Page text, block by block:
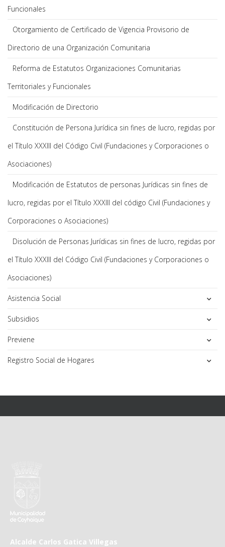
Funcionales
Otorgamiento de Certificado de Vigencia Provisorio de
Directorio de una Organización Comunitaria
Reforma de Estatutos Organizaciones Comunitarias
Territoriales y Funcionales
Modificación de Directorio
Constitución de Persona Jurídica sin fines de lucro, regidas por
el Título XXXIII del Código Civil (Fundaciones y Corporaciones o
Asociaciones)
Modificación de Estatutos de personas Jurídicas sin fines de
lucro, regidas por el Título XXXIII del código Civil (Fundaciones y
Corporaciones o Asociaciones)
Disolución de Personas Jurídicas sin fines de lucro, regidas por
el Título XXXIII del Código Civil (Fundaciones y Corporaciones o
Asociaciones)
Asistencia Social
Subsidios
Previene
Registro Social de Hogares
Alcalde Carlos Gatica Villegas